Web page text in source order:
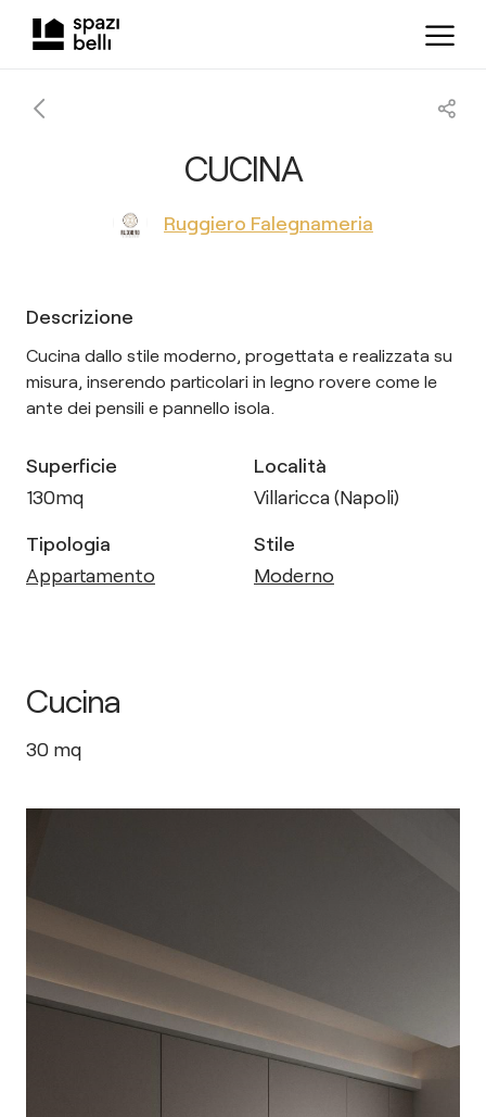
CUCINA
Ruggiero Falegnameria
Descrizione
Cucina dallo stile moderno, progettata e realizzata su
misura, inserendo particolari in legno rovere come le
ante dei pensili e pannello isola.
Superficie
130mq
Località
Villaricca (Napoli)
Tipologia
Appartamento
Stile
Moderno
Cucina
30 mq